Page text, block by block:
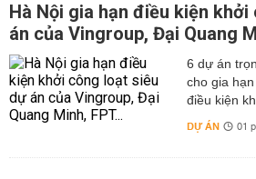
Hà Nội gia hạn điều kiện
án của Vingroup, Đại Quang
6 dự án
cho gia
điều kiện
DỰ ÁN 01